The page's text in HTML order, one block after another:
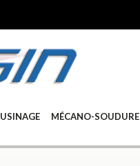
USINAGE MÉCANO-SOUDURE